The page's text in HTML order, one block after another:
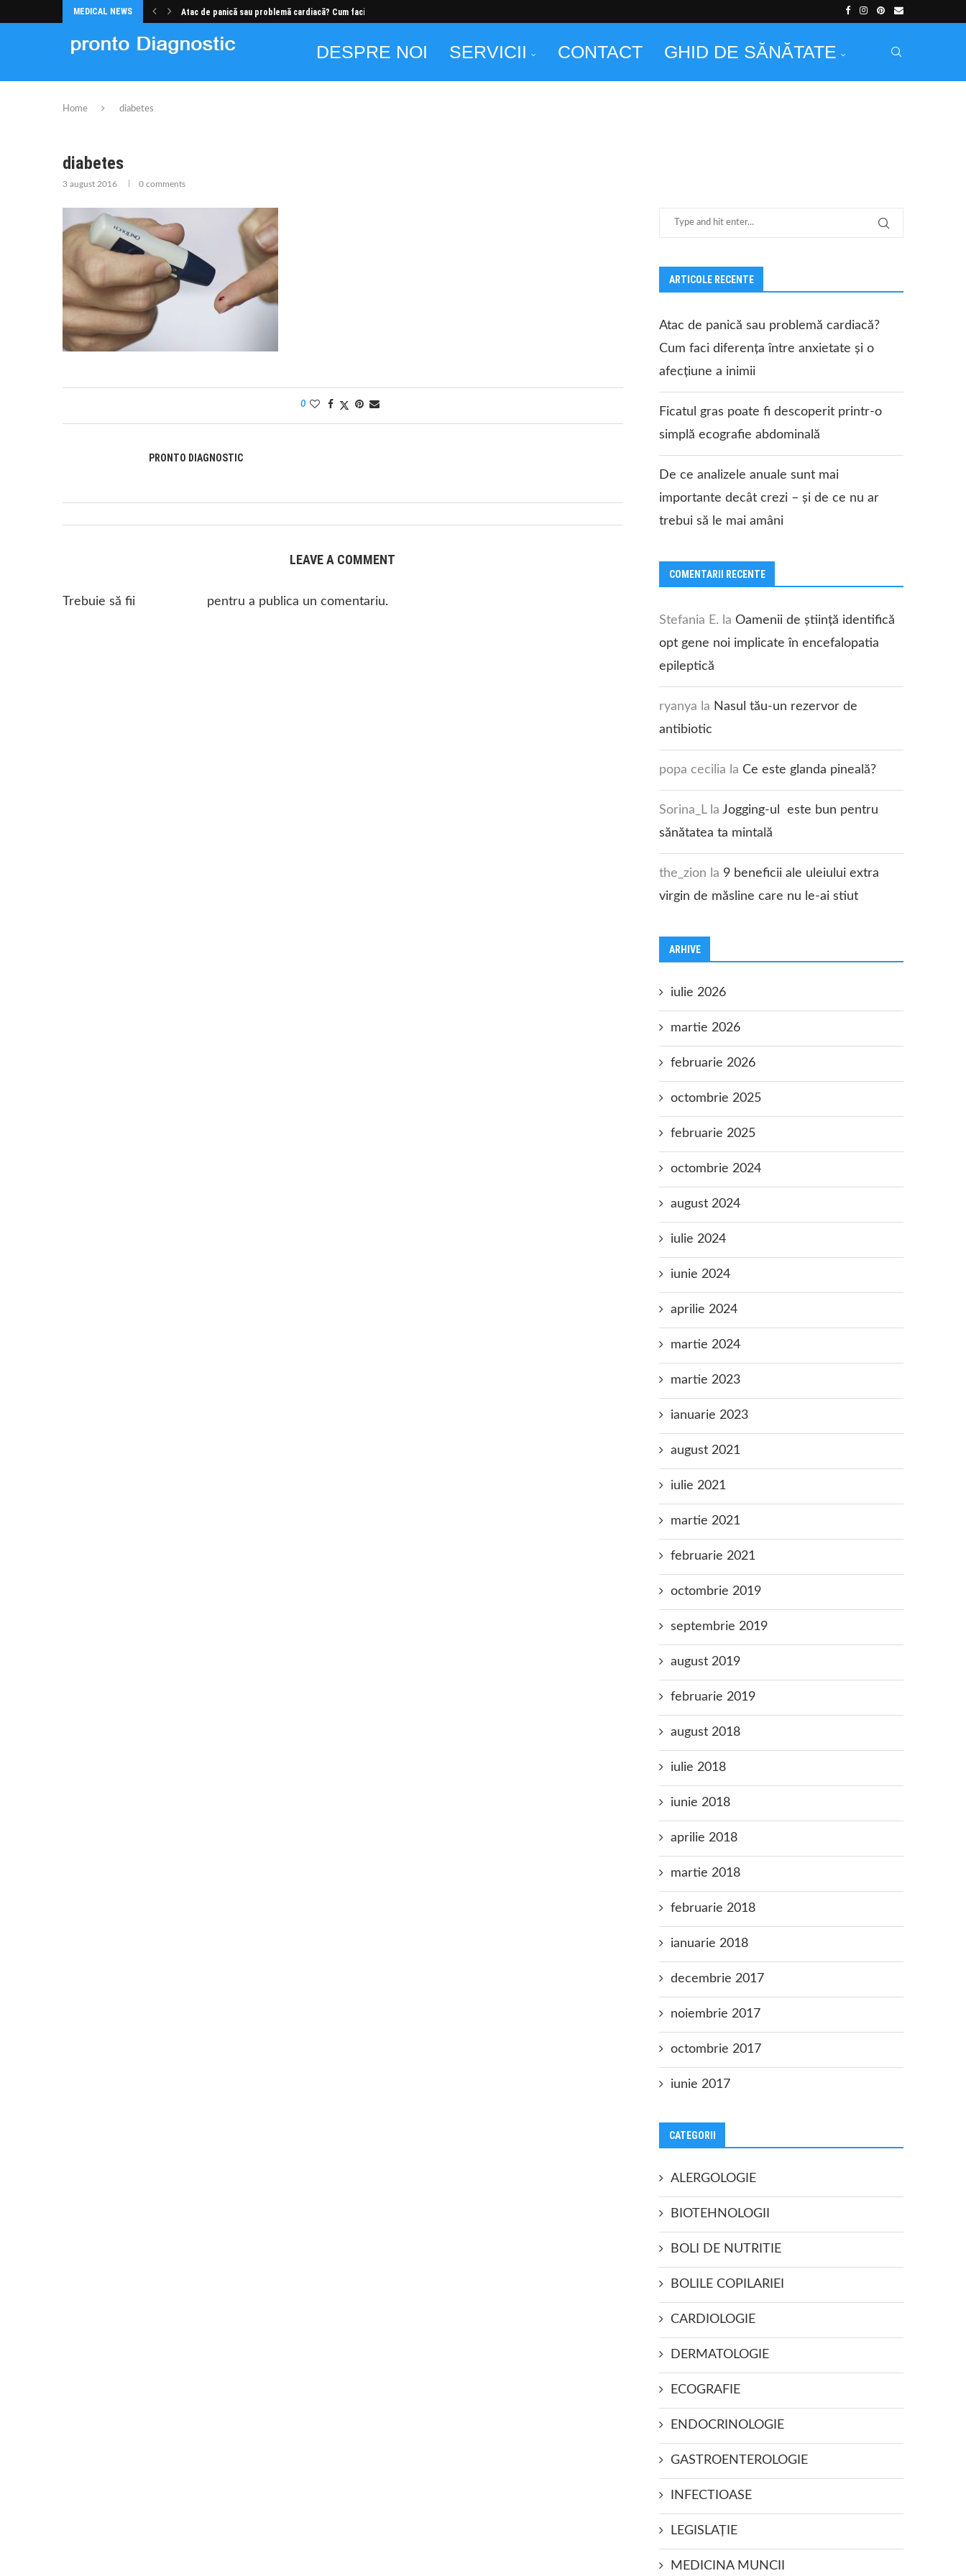
MEDICAL NEWS Atac de panică sau problemă cardiacă? Cum faci...
DESPRE NOI SERVICII CONTACT GHID DE SĂNĂTATE
Home diabetes
diabetes
3 august 2016 0 comments
0
PRONTO DIAGNOSTIC
LEAVE A COMMENT
Trebuie să fii pentru a publica un comentariu.
ARTICOLE RECENTE
Atac de panică sau problemă cardiacă?
Cum faci diferența între anxietate și o
afecțiune a inimii
Ficatul gras poate fi descoperit printr-o
simplă ecografie abdominală
De ce analizele anuale sunt mai
importante decât crezi – și de ce nu ar
trebui să le mai amâni
COMENTARII RECENTE
Stefania E. la Oamenii de știință identifică
opt gene noi implicate în encefalopatia
epileptică
ryanya la Nasul tău-un rezervor de
antibiotic
popa cecilia la Ce este glanda pineală?
Sorina_Lla Jogging-ul este bun pentru
sănătatea ta mintală
the_zion la 9 beneficii ale uleiului extra
virgin de măsline care nu le-ai stiut
ARHIVE
iulie 2026
martie 2026
februarie 2026
octombrie 2025
februarie 2025
octombrie 2024
august 2024
iulie 2024
iunie 2024
aprilie 2024
martie 2024
martie 2023
ianuarie 2023
august 2021
iulie 2021
martie 2021
februarie 2021
octombrie 2019
septembrie 2019
august 2019
februarie 2019
august 2018
iulie 2018
iunie 2018
aprilie 2018
martie 2018
februarie 2018
ianuarie 2018
decembrie 2017
noiembrie 2017
octombrie 2017
iunie 2017
CATEGORII
ALERGOLOGIE
BIOTEHNOLOGII
BOLI DE NUTRITIE
BOLILE COPILARIEI
CARDIOLOGIE
DERMATOLOGIE
ECOGRAFIE
ENDOCRINOLOGIE
GASTROENTEROLOGIE
INFECTIOASE
LEGISLAŢIE
MEDICINA MUNCII